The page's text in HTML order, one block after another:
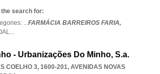
the search for:
...FARMÁCIA BARREIROS FARIA,
...
- Urbanizações Do Minho, S.a.
COELHO 3, 1600-201, AVENIDAS NOVAS